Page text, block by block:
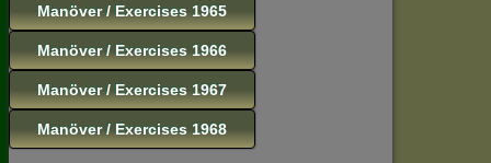
Manöver / Exercises 1965
Manöver / Exercises 1966
Manöver / Exercises 1967
Manöver / Exercises 1968